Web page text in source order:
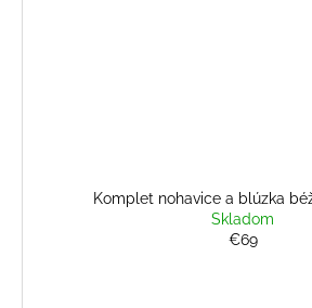
Komplet nohavice a blúzka
Skladom
€69